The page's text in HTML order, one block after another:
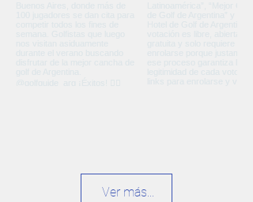
Ver más...